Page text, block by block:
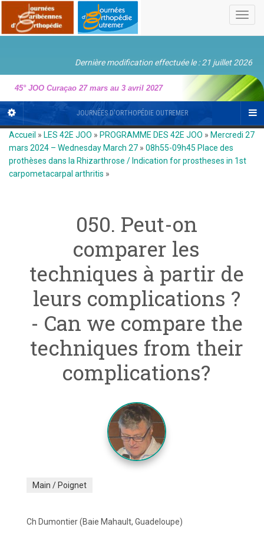
Dernière modification effectuée le : 21 juillet 2026
45° JOO Curaçao 27 mars au 3 avril 2027
JOURNÉES D'ORTHOPÉDIE OUTREMER
Accueil » LES 42E JOO » PROGRAMME DES 42E JOO » Mercredi 27
mars 2024 – Wednesday March 27 » 08h55-09h45 Place des
prothèses dans la Rhizarthrose / Indication for prostheses in 1st
carpometacarpal arthritis »
050. Peut-on
comparer les
techniques à partir de
leurs complications ?
- Can we compare the
techniques from their
complications?
Main / Poignet
Ch Dumontier (Baie Mahault, Guadeloupe)